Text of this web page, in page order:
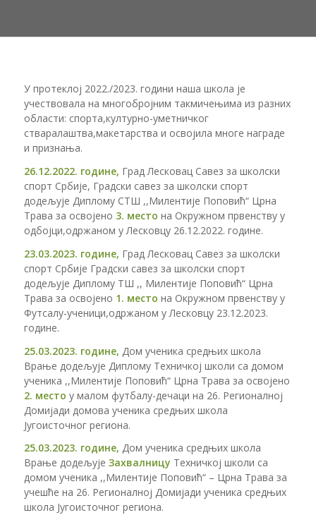
У протеклој 2022./2023. години наша школа је
учествовала на многобројним такмичењима из разних
области: спорта,културно-уметничког
стваралаштва,макетарства и освојила многе награде
и признања.
26.12.2022. године, Град Лесковац Савез за школски
спорт Србије, Градски савез за школски спорт
додељује Диплому СТШ ,,Милентије Поповић“ Црна
Трава за освојено 3. место на Окружном првенству у
одбојци,одржаном у Лесковцу 26.12.2022. године.
23.03.2023. године, Град Лесковац Савез за школски
спорт Србије Градски савез за школски спорт
додељује Диплому ТШ ,, Милентије Поповић“ Црна
Трава за освојено 1. место на Окружном првенству у
Футсалу-ученици,одржаном у Лесковцу 23.12.2023.
године.
25.03.2023. године, Дом ученика средњих школа
Врање додељује Диплому Техничкој школи са домом
ученика ,,Милентије Поповић“ Црна Трава за освојено
2. место у малом футбалу-дечаци на 26. Регионалној
Домијади домова ученика средњих школа
Југоисточног региона.
25.03.2023. године, Дом ученика средњих школа
Врање додељује Захвалницу Техничкој школи са
домом ученика ,,Милентије Поповић“ – Црна Трава за
учешће на 26. Регионалној Домијади ученика средњих
школа Југоисточног региона.